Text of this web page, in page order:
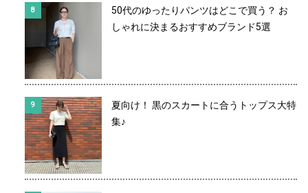
50代のゆったりパンツはどこで買う？ お
しゃれに決まるおすすめブランド5選
夏向け！ 黒のスカートに合うトップス大特
集♪